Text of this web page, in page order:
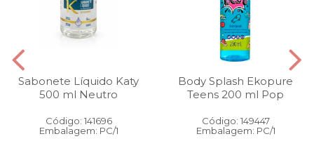
Sabonete Líquido Katy
500 ml Neutro
Código: 141696
Embalagem: PC/1
Body Splash Ekopure
Teens 200 ml Pop
Código: 149447
Embalagem: PC/1